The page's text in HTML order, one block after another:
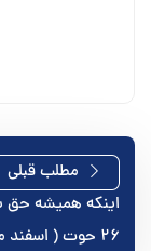
راهبری
نوشته
مطلب قبلی
اینکه همیشه حق
۲۶ حوت ( اسفند ماه )